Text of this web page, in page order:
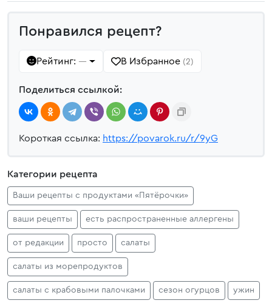
Понравился рецепт?
Рейтинг: — В Избранное (2)
Поделиться ссылкой:
Короткая ссылка: https://povarok.ru/r/9yG
Категории рецепта
Ваши рецепты с продуктами «Пятёрочки»
ваши рецепты есть распространенные аллергены
от редакции просто салаты
салаты из морепродуктов
салаты с крабовыми палочками сезон огурцов ужин